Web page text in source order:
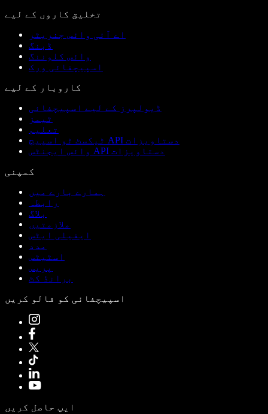
تخلیق کاروں کے لیے
اے آئی وائس جنریٹر
ڈبنگ
وائس کلوننگ
اسپیچفائی ورک
کاروبار کے لیے
ڈیولپرز کے لیے اسپیچفائی
ٹیمز
تعلیم
ٹیکسٹ ٹو اسپیچ API دستاویزات
وائس ایجنٹس API دستاویزات
کمپنی
ہمارے بارے میں
رابطہ
بلاگ
ملازمتیں
ایفیلی ایٹس
مدد
اسٹیٹس
پریس
برانڈ کٹ
اسپیچفائی کو فالو کریں
ایپ حاصل کریں